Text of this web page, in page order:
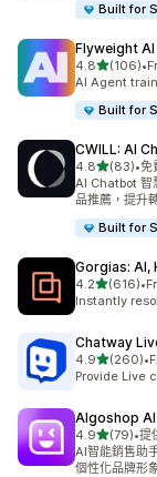
Built for
Flyweight
4.8滿分 5 顆星
(106)
共有 106 則評
•
AI Agent
Built for
CWILL: AI
4.8滿分 5 顆星
(83)
共有 83 則評價
•免
AI Chatbot 智
品推薦，提升
Built for
Gorgias: AI,
4.2滿分 5 顆星
(616)
共有 616 則評
•
Instantly
Chatway
4.9滿分 5 顆星
(260)
共有 260 則評
•
Provide Live
Algoshop AI
4.9滿分 5 顆星
(79)
共有 79 則評價
•提
AI智能銷售助
個性化品牌形